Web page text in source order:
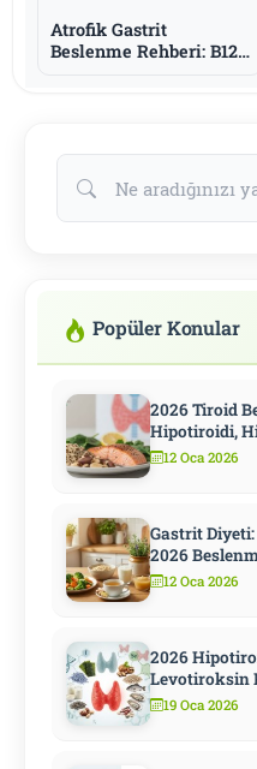
Atrofik Gastrit
Beslenme Rehberi: B12,
Popüler Konular
2026 Tiroid
Hipotiroidi,
İçin Kapsamlı
12 Oca 2026
Gastrit Diyeti:
2026
12 Oca 2026
2026
Levotiroksin
Stratejisi ve
10 Adım
19 Oca 2026